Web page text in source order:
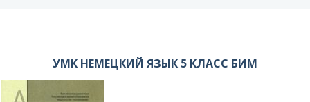
УМК НЕМЕЦКИЙ ЯЗЫК 5 КЛАСС БИМ